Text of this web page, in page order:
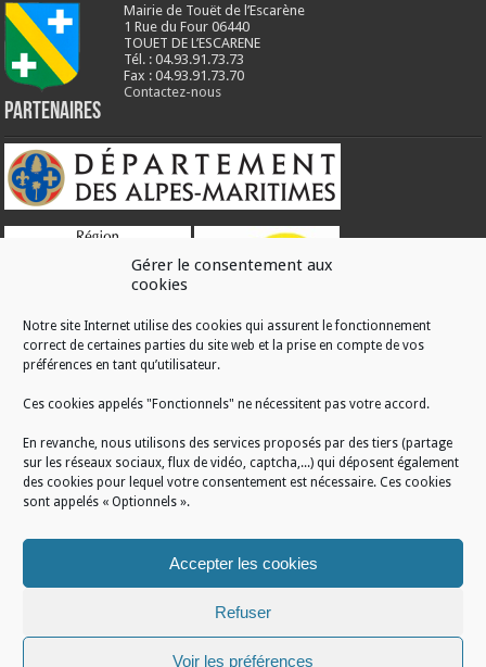
Gérer le consentement aux
cookies
Notre site Internet utilise des cookies qui assurent le fonctionnement
correct de certaines parties du site web et la prise en compte de vos
préférences en tant qu’utilisateur.
Ces cookies appelés "Fonctionnels" ne nécessitent pas votre accord.
En revanche, nous utilisons des services proposés par des tiers (partage
sur les réseaux sociaux, flux de vidéo, captcha,...) qui déposent également
des cookies pour lequel votre consentement est nécessaire. Ces cookies
sont appelés « Optionnels ».
Accepter les cookies
Refuser
Voir les préférences
Mairie de Touët de l’Escarène
1 Rue du Four 06440
TOUET DE L’ESCARENE
Tél. : 04.93.91.73.73
Fax : 04.93.91.73.70
Contactez-nous
Partenaires
RÉALISATION